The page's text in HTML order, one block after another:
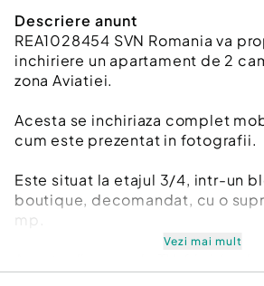
Descriere anunt
REA1028454 SVN Romania va
inchiriere un apartament de 2
zona Aviatiei.
Acesta se inchiriaza complet
cum este prezentat in fotografii.
Este situat la etajul 3/4, intr-un
boutique, decomandat, cu o
mp.
Vezi mai mult